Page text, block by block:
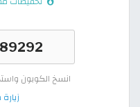
انسخ الكوبون